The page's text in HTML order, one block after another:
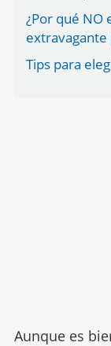
¿Por qué NO
extravagante
Tips para
Aunque es